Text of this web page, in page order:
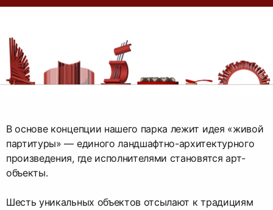
В основе концепции нашего парка лежит идея «живой
партитуры» — единого ландшафтно-архитектурного
произведения, где исполнителями становятся арт-
объекты.
Шесть уникальных объектов отсылают к традициям